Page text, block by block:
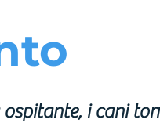
i cani